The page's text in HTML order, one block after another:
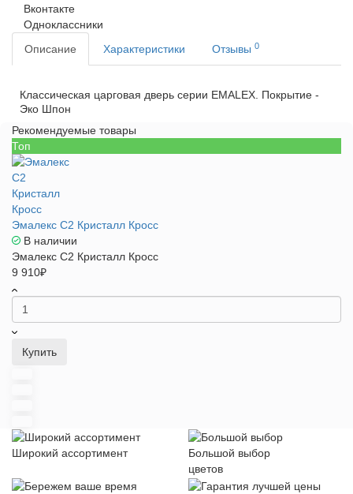
Вконтакте
Одноклассники
Описание
Характеристики Отзывы 0
Классическая царговая дверь cерии EMALEX. Покрытие -
Эко Шпон
Рекомендуемые товары
Топ
Эмалекс C2 Кристалл Кросс
В наличии
Эмалекс C2 Кристалл Кросс
9 910₽
Купить
Широкий ассортимент
Большой выбор
цветов